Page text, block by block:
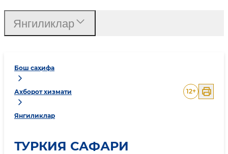
Бош саҳифа
Ахборот хизмати
Янгиликлар
12+
ТУРКИЯ САФАРИ
Янгиликлар